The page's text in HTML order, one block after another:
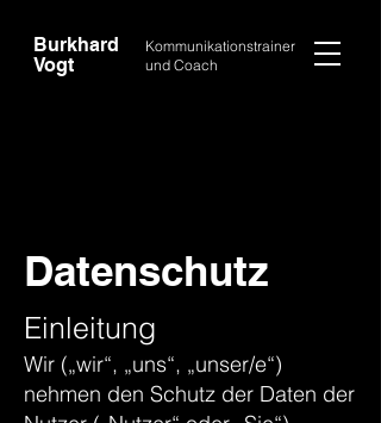
Burkhard
Vogt
Kommunikationstrainer
und Coach
Datenschutz
Einleitung
Wir („wir“, „uns“, „unser/e“)
nehmen den Schutz der Daten der